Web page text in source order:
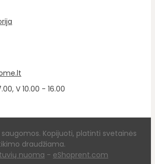
V 10.00 - 16.00
Kopijuoti, platinti svetainės
draudžiama.
nuoma - eShoprent.com